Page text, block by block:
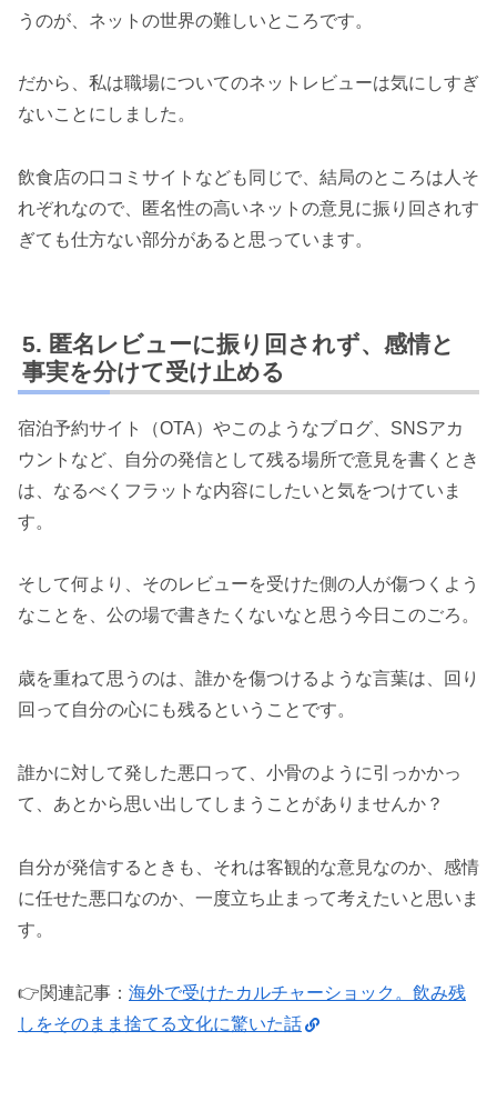
うのが、ネットの世界の難しいところです。
だから、私は職場についてのネットレビューは気にしすぎ
ないことにしました。
飲食店の口コミサイトなども同じで、結局のところは人そ
れぞれなので、匿名性の高いネットの意見に振り回されす
ぎても仕方ない部分があると思っています。
匿名レビューに振り回されず、感情と
事実を分けて受け止める
宿泊予約サイト（OTA）やこのようなブログ、SNSアカ
ウントなど、自分の発信として残る場所で意見を書くとき
は、なるべくフラットな内容にしたいと気をつけていま
す。
そして何より、そのレビューを受けた側の人が傷つくよう
なことを、公の場で書きたくないなと思う今日このごろ。
歳を重ねて思うのは、誰かを傷つけるような言葉は、回り
回って自分の心にも残るということです。
誰かに対して発した悪口って、小骨のように引っかかっ
て、あとから思い出してしまうことがありませんか？
自分が発信するときも、それは客観的な意見なのか、感情
に任せた悪口なのか、一度立ち止まって考えたいと思いま
す。
👉️関連記事： 海外で受けたカルチャーショック。飲み残
しをそのまま捨てる文化に驚いた話